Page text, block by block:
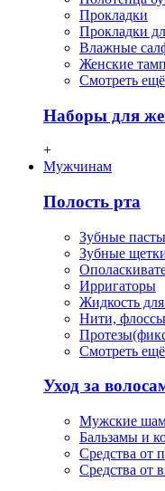
Прокладки
Прокладки
Влажные
Женские
Смотреть
Наборы для
+
Мужчинам
Полость рта
Зубные пасты
Зубные
Ирригаторы
Жидкость
Нити,
Смотреть
Уход за
Мужские
Бальзамы и
Средства от
Средства от